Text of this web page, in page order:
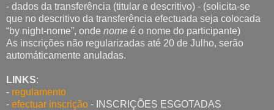
- dados da transferência (titular e descritivo) - (solicita-se
que no descritivo da transferência efectuada seja colocada
“by night-nome”, onde nome é o nome do participante)
As inscrições não regularizadas até 20 de Julho, serão
automáticamente anuladas.
LINKS:
- regulamento
- efectuar inscrição - INSCRIÇÕES ESGOTADAS